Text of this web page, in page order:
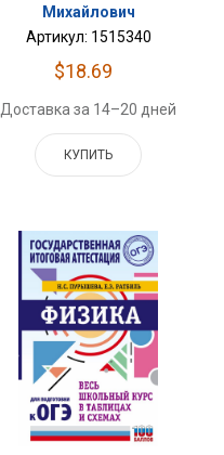
Михайлович
Артикул: 1515340
$18.69
Доставка за 14–20 дней
КУПИТЬ